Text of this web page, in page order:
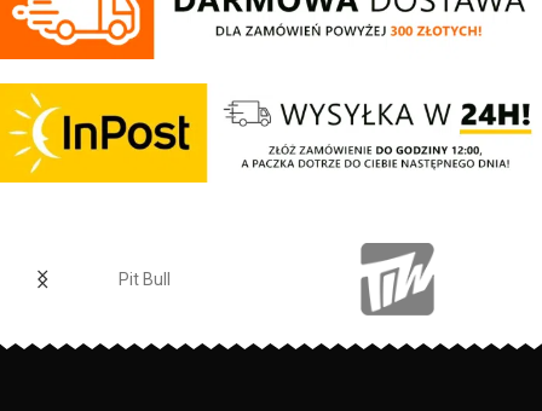
ściągacze na rękawach oraz u
metalowym wykończeniem -
ściągacze rękawów posiadają
otwory na kciuki - lamówka przy
karku chroniąca przed otarciami -
przednia kieszeń typu kangurka -
wysokiej jakości nieścieralne
nadruki wykonane specjalistyczną
technologią sitodruku - skład
materiału: 80% bawełna / 20%
Pit Bull